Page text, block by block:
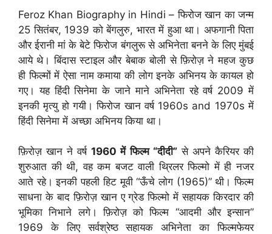
Feroz Khan Biography in Hindi – फिरोज खान का जन्म
25 सितंबर, 1939 को बेंगलुरु, भारत में हुआ था। अफगानी पिता
और ईरानी मां के बेटे फिरोज बंगलुरू से अभिनेता बनने के लिए मुंबई
आये थे। बिंदास स्टाइल और बेबाक बोली से फ़िरोज़ ने महज कुछ
ही फिल्मों में ऐसा नाम कमाया की लोग इनके अभिनय के कायल हो
गए। यह हिंदी सिनेमा के जाने माने अभिनेता रहे वर्ष 2009 में
इनकी मृत्यु हो गयी। फिरोज खान वर्ष 1960s and 1970s में
हिंदी सिनेमा में अच्छा अभिनय किया था।
फ़िरोज़ खान ने वर्ष1960 में फिल्म “दीदी”से अपने कैरियर की
शुरुआत की थी, वह कम बजट वाली थ्रिलर फिल्मो में ही नजर
आते रहे। इनकी पहली हिट मूवी “ऊँचे लोग (1965)” थी। फिल्म
साधना के बाद फ़िरोज़ खान ए ग्रेड फिल्मो में सहायक किरदार की
भूमिका निभाने लगे। फ़िरोज़ को फिल्म “आदमी और इन्सान”
1969 के लिए सर्वश्रेष्ठ सहायक अभिनेता का फिल्मफेयर